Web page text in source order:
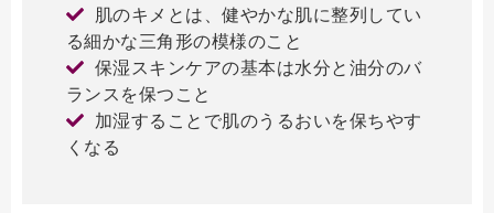
肌のキメとは、健やかな肌に整列してい
る細かな三角形の模様のこと
保湿スキンケアの基本は水分と油分のバ
ランスを保つこと
加湿することで肌のうるおいを保ちやす
くなる